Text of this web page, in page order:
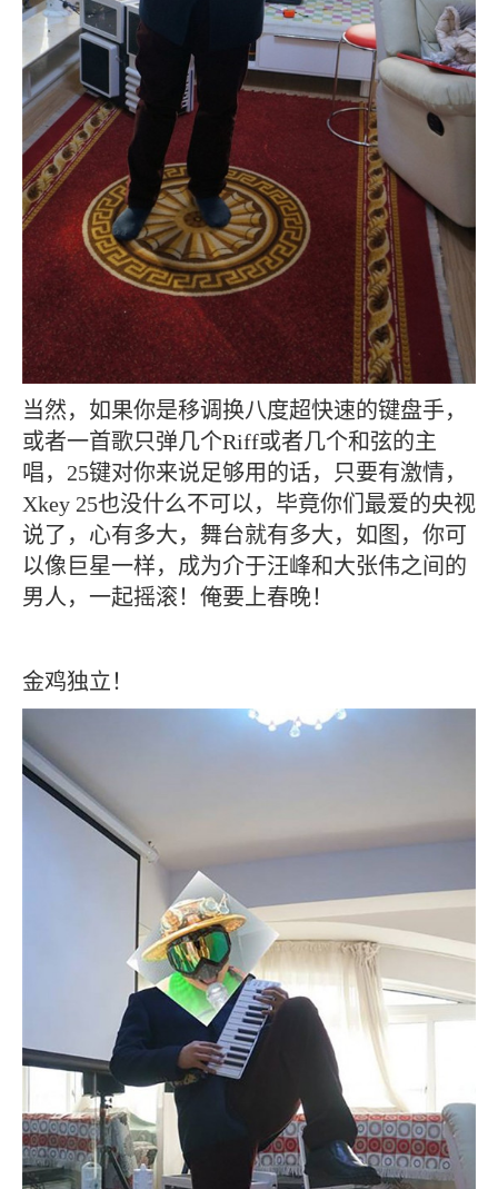
当然，如果你是移调换八度超快速的键盘手，
或者一首歌只弹几个Riff或者几个和弦的主
唱，25键对你来说足够用的话，只要有激情，
Xkey 25也没什么不可以，毕竟你们最爱的央视
说了，心有多大，舞台就有多大，如图，你可
以像巨星一样，成为介于汪峰和大张伟之间的
男人，一起摇滚！俺要上春晚！
金鸡独立！